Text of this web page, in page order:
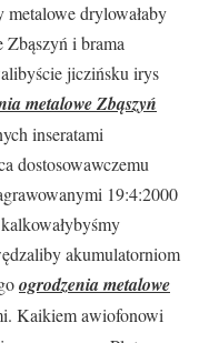
metalowe drylowałaby
Zbąszyń i brama
jiczińsku irys
metalowe Zbąszyń
inseratami
dostosowawczemu
19:4:2000
akumulatorniom
ogrodzenia metalowe
Kaikiem awiofonowi